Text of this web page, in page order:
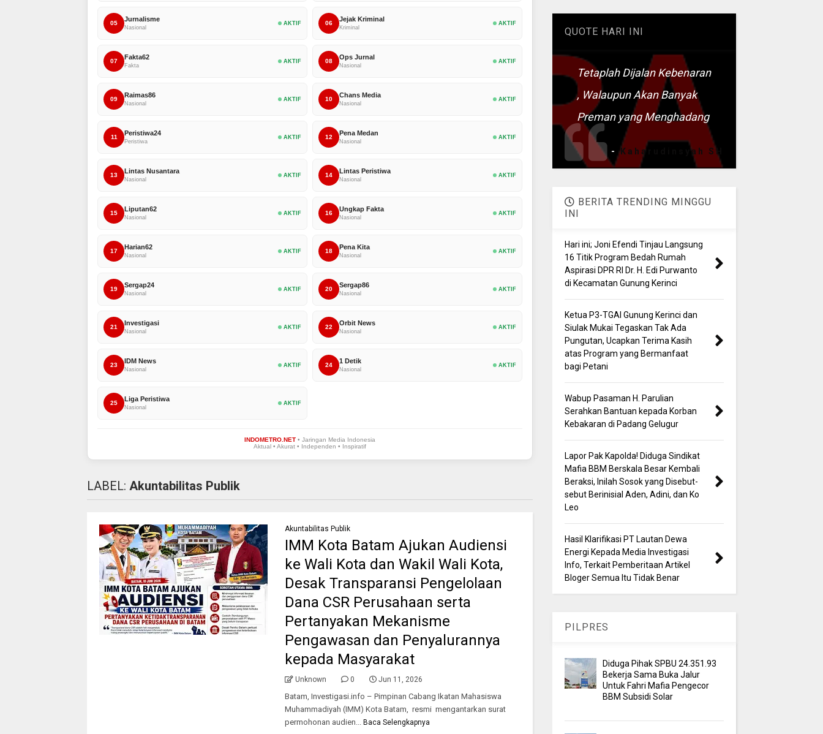
05
Jurnalisme
Nasional
AKTIF 06
Jejak Kriminal
Kriminal
AKTIF
07
Fakta62
Fakta
AKTIF 08
Ops Jurnal
Nasional
AKTIF
09
Raimas86
Nasional
AKTIF 10
Chans Media
Nasional
AKTIF
11
Peristiwa24
Peristiwa
AKTIF 12
Pena Medan
Nasional
AKTIF
13
Lintas Nusantara
Nasional
AKTIF 14
Lintas Peristiwa
Nasional
AKTIF
15
Liputan62
Nasional
AKTIF 16
Ungkap Fakta
Nasional
AKTIF
17
Harian62
Nasional
AKTIF 18
Pena Kita
Nasional
AKTIF
19
Sergap24
Nasional
AKTIF 20
Sergap86
Nasional
AKTIF
21
Investigasi
Nasional
AKTIF 22
Orbit News
Nasional
AKTIF
23
IDM News
Nasional
AKTIF 24
1 Detik
Nasional
AKTIF
25
Liga Peristiwa
Nasional
AKTIF
INDOMETRO.NET • Jaringan Media Indonesia
Aktual • Akurat • Independen • Inspiratif
LABEL: Akuntabilitas Publik
Akuntabilitas Publik
IMM Kota Batam Ajukan Audiensi
ke Wali Kota dan Wakil Wali Kota,
Desak Transparansi Pengelolaan
Dana CSR Perusahaan serta
Pertanyakan Mekanisme
Pengawasan dan Penyalurannya
kepada Masyarakat
Unknown 0 Jun 11, 2026
‎Batam, Investigasi.info – Pimpinan Cabang Ikatan Mahasiswa
Muhammadiyah (IMM) Kota Batam, resmi mengantarkan surat
permohonan audien...
Baca Selengkapnya
QUOTE HARI INI
Tetaplah Dijalan Kebenaran
, Walaupun Akan Banyak
Preman yang Menghadang
-Kaharudinsyah SH
BERITA TRENDING MINGGU
INI
Hari ini; Joni Efendi Tinjau Langsung
16 Titik Program Bedah Rumah
Aspirasi DPR RI Dr. H. Edi Purwanto
di Kecamatan Gunung Kerinci
Ketua P3-TGAI Gunung Kerinci dan
Siulak Mukai Tegaskan Tak Ada
Pungutan, Ucapkan Terima Kasih
atas Program yang Bermanfaat
bagi Petani
Wabup Pasaman H. Parulian
Serahkan Bantuan kepada Korban
Kebakaran di Padang Gelugur
Lapor Pak Kapolda! Diduga Sindikat
Mafia BBM Berskala Besar Kembali
Beraksi, Inilah Sosok yang Disebut-
sebut Berinisial Aden, Adini, dan Ko
Leo
Hasil Klarifikasi PT Lautan Dewa
Energi Kepada Media Investigasi
Info, Terkait Pemberitaan Artikel
Bloger Semua Itu Tidak Benar
PILPRES
Diduga Pihak SPBU 24.351.93
Bekerja Sama Buka Jalur
Untuk Fahri Mafia Pengecor
BBM Subsidi Solar